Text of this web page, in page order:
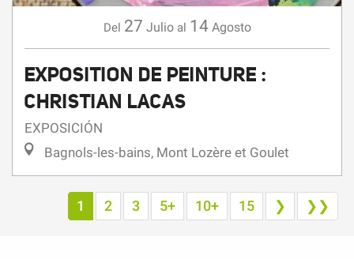
Del 27 Julio al 14 Agosto
EXPOSITION DE PEINTURE :
CHRISTIAN LACAS
EXPOSICIÓN
Bagnols-les-bains, Mont Lozère et Goulet
1 2 3 5+ 10+ 15 ❯ ❯❯